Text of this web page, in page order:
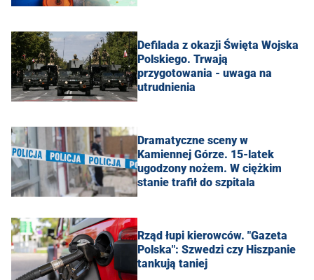
Defilada z okazji Święta Wojska
Polskiego. Trwają
przygotowania - uwaga na
utrudnienia
Dramatyczne sceny w
Kamiennej Górze. 15-latek
ugodzony nożem. W ciężkim
stanie trafił do szpitala
Rząd łupi kierowców. "Gazeta
Polska": Szwedzi czy Hiszpanie
tankują taniej